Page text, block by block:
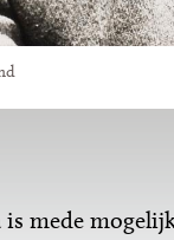
is mede